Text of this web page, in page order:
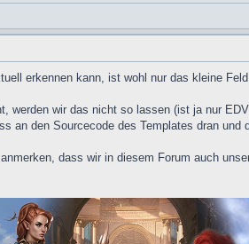
erkennen kann, ist wohl nur das kleine
werden wir das nicht so lassen (ist ja nur
an den Sourcecode des Templates dran
dass wir in diesem Forum auch